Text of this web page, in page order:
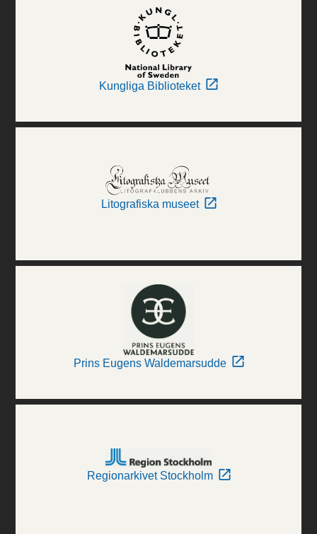
Kungliga Biblioteket
Litografiska museet
Prins Eugens Waldemarsudde
Regionarkivet Stockholm